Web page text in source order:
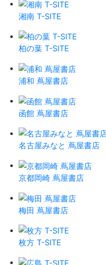
湘南 T-SITE
柏の葉 T-SITE
浦和 蔦屋書店
函館 蔦屋書店
名古屋みなと 蔦屋書店
京都岡崎 蔦屋書店
梅田 蔦屋書店
枚方 T-SITE